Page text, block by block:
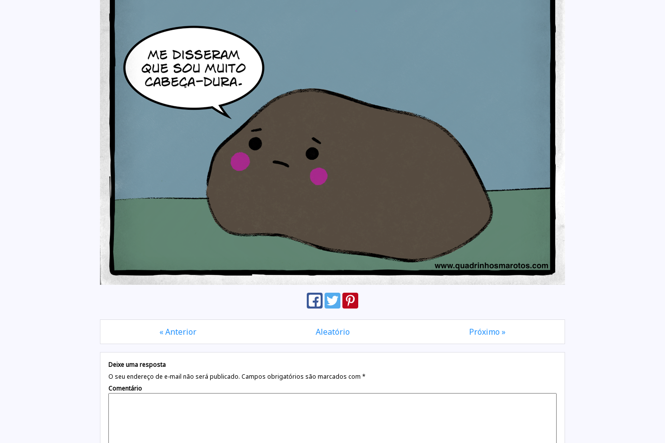
« Anterior Aleatório Próximo »
Deixe uma resposta
O seu endereço de e-mail não será publicado. Campos obrigatórios são marcados com *
Comentário